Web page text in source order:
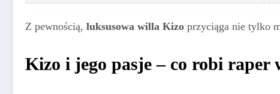
Z pewnością, luksusowa willa Kizo przyciąga nie tylko
Kizo i jego pasje – co robi raper